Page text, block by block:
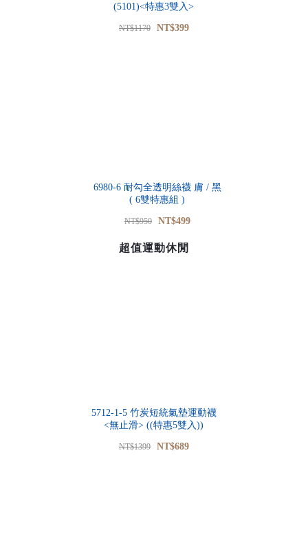
(5101)<特惠3雙入>
NT$1170 NT$399
6980-6 耐勾全透明絲襪 膚 / 黑
( 6雙特惠組 )
NT$950 NT$499
超值運動休閒
5712-1-5 竹炭短統氣墊運動襪
<無止滑> ((特惠5雙入))
NT$1399 NT$689